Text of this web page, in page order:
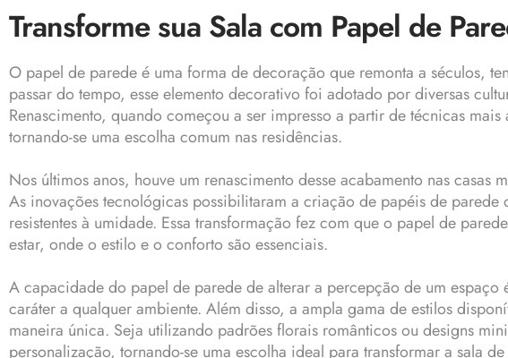
Transforme sua Sala com Papel de
O papel de parede é uma forma de decoração que remonta a séculos,
passar do tempo, esse elemento decorativo foi adotado por diversas
Renascimento, quando começou a ser impresso a partir de técnicas
tornando-se uma escolha comum nas residências.
Nos últimos anos, houve um renascimento desse acabamento nas
As inovações tecnológicas possibilitaram a criação de papéis de
resistentes à umidade. Essa transformação fez com que o papel de
estar, onde o estilo e o conforto são essenciais.
A capacidade do papel de parede de alterar a percepção de um
caráter a qualquer ambiente. Além disso, a ampla gama de estilos
maneira única. Seja utilizando padrões florais românticos ou designs
personalização, tornando-se uma escolha ideal para transformar a sala